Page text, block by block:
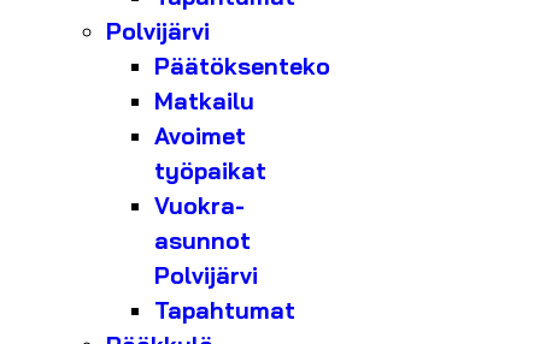
Polvijärvi
Päätöksenteko
Matkailu
Avoimet
työpaikat
Vuokra-
asunnot
Polvijärvi
Tapahtumat